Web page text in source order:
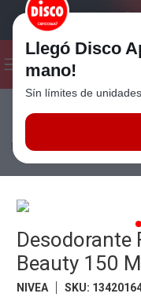
Seleccioná el método de
Llegó Disco
mano!
Sín límites de
Cuidado
Femenino Pearl y Beauty
Desodorante
Beauty 150
NIVEA SKU:
4.
5.
Cerveza
6.
Yerba
7
Queso